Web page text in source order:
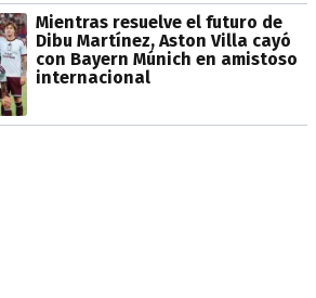
Mientras resuelve el futuro de
Dibu Martínez, Aston Villa cayó
con Bayern Múnich en amistoso
internacional